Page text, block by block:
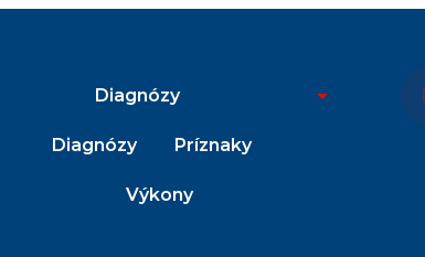
Diagnózy
Diagnózy Príznaky
Výkony